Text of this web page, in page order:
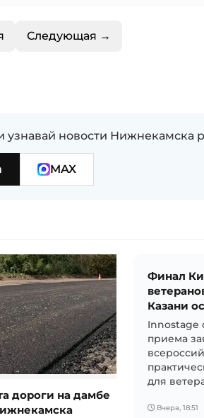
Следующая →
новости Нижнекамска
MAX
дороги на дамбе
Финал
Казани
Innostage
приема
для
Вчера, 18:51